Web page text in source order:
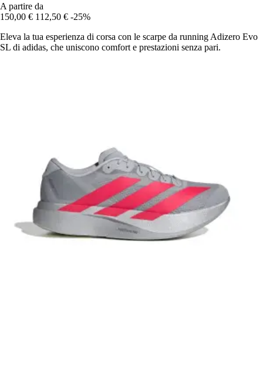
A partire da
150,00 € 112,50 € -25%
Eleva la tua esperienza di corsa con le scarpe da running Adizero Evo
SL di adidas, che uniscono comfort e prestazioni senza pari.